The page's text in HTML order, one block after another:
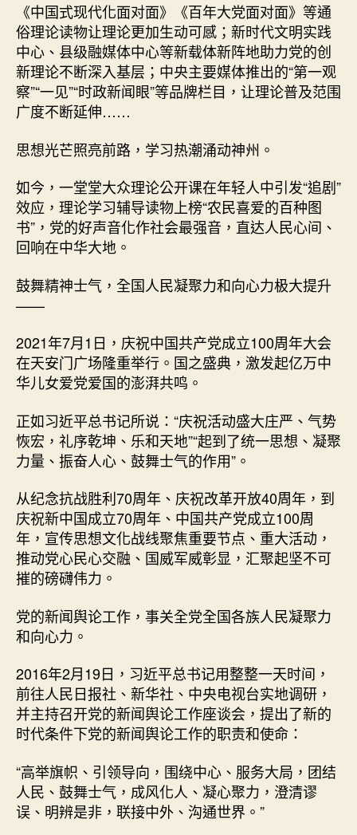
《中国式现代化面对面》《百年大党面对面》等通
俗理论读物让理论更加生动可感；新时代文明实践
中心、县级融媒体中心等新载体新阵地助力党的创
新理论不断深入基层；中央主要媒体推出的“第一观
察”“一见”“时政新闻眼”等品牌栏目，让理论普及范围
广度不断延伸……
思想光芒照亮前路，学习热潮涌动神州。
如今，一堂堂大众理论公开课在年轻人中引发“追剧”
效应，理论学习辅导读物上榜“农民喜爱的百种图
书”，党的好声音化作社会最强音，直达人民心间、
回响在中华大地。
鼓舞精神士气，全国人民凝聚力和向心力极大提升
——
2021年7月1日，庆祝中国共产党成立100周年大会
在天安门广场隆重举行。国之盛典，激发起亿万中
华儿女爱党爱国的澎湃共鸣。
正如习近平总书记所说：“庆祝活动盛大庄严、气势
恢宏，礼序乾坤、乐和天地”“起到了统一思想、凝聚
力量、振奋人心、鼓舞士气的作用”。
从纪念抗战胜利70周年、庆祝改革开放40周年，到
庆祝新中国成立70周年、中国共产党成立100周
年，宣传思想文化战线聚焦重要节点、重大活动，
推动党心民心交融、国威军威彰显，汇聚起坚不可
摧的磅礴伟力。
党的新闻舆论工作，事关全党全国各族人民凝聚力
和向心力。
2016年2月19日，习近平总书记用整整一天时间，
前往人民日报社、新华社、中央电视台实地调研，
并主持召开党的新闻舆论工作座谈会，提出了新的
时代条件下党的新闻舆论工作的职责和使命：
“高举旗帜、引领导向，围绕中心、服务大局，团结
人民、鼓舞士气，成风化人、凝心聚力，澄清谬
误、明辨是非，联接中外、沟通世界。”